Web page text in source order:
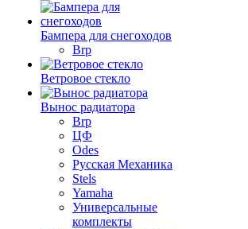
Бампера для снегоходов
Brp
Ветровое стекло
Вынос радиатора
Brp
ЦФ
Odes
Русская Механика
Stels
Yamaha
Универсальные
комплекты